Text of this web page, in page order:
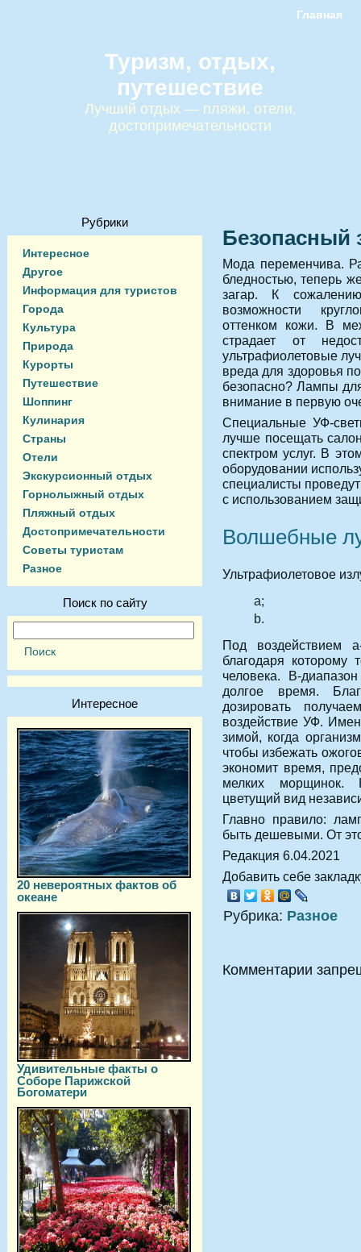
Главная
Туризм, отдых,
путешествие
Лучший отдых — пляжи, отели,
достопримечательности
Рубрики
Интересное
Другое
Информация для туристов
Города
Культура
Природа
Курорты
Путешествие
Шоппинг
Кулинария
Страны
Отели
Экскурсионный отдых
Горнолыжный отдых
Пляжный отдых
Достопримечательности
Советы туристам
Разное
Поиск по сайту
Интересное
20 невероятных фактов об
океане
Удивительные факты о
Соборе Парижской
Богоматери
Безопасный
Мода переменчива.
бледностью, теперь
загар. К
возможности
оттенком кожи. В
страдает от
ультрафиолетовые
вреда для здоровья
безопасно? Лампы
внимание в первую
Специальные УФ-
лучше посещать
спектром услуг. В
оборудовании
специалисты
с использованием
Волшебные
Ультрафиолетовое
а;
b.
Под воздействием
благодаря которому
человека. B-
долгое время.
дозировать
воздействие УФ.
зимой, когда
чтобы избежать
экономит время,
мелких морщинок.
цветущий вид
Главно правило:
быть дешевыми. От
Редакция 6.04.2021
Добавить себе
Рубрика: Разное
Комментарии